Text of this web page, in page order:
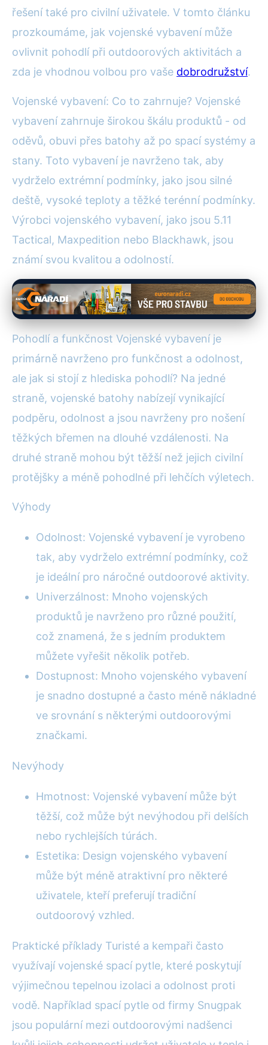
řešení také pro civilní uživatele. V tomto článku
prozkoumáme, jak vojenské vybavení může
ovlivnit pohodlí při outdoorových aktivitách a
zda je vhodnou volbou pro vaše dobrodružství.
Vojenské vybavení: Co to zahrnuje? Vojenské
vybavení zahrnuje širokou škálu produktů - od
oděvů, obuvi přes batohy až po spací systémy a
stany. Toto vybavení je navrženo tak, aby
vydrželo extrémní podmínky, jako jsou silné
deště, vysoké teploty a těžké terénní podmínky.
Výrobci vojenského vybavení, jako jsou 5.11
Tactical, Maxpedition nebo Blackhawk, jsou
známí svou kvalitou a odolností.
Pohodlí a funkčnost Vojenské vybavení je
primárně navrženo pro funkčnost a odolnost,
ale jak si stojí z hlediska pohodlí? Na jedné
straně, vojenské batohy nabízejí vynikající
podpěru, odolnost a jsou navrženy pro nošení
těžkých břemen na dlouhé vzdálenosti. Na
druhé straně mohou být těžší než jejich civilní
protějšky a méně pohodlné při lehčích výletech.
Výhody
Odolnost: Vojenské vybavení je vyrobeno
tak, aby vydrželo extrémní podmínky, což
je ideální pro náročné outdoorové aktivity.
Univerzálnost: Mnoho vojenských
produktů je navrženo pro různé použití,
což znamená, že s jedním produktem
můžete vyřešit několik potřeb.
Dostupnost: Mnoho vojenského vybavení
je snadno dostupné a často méně nákladné
ve srovnání s některými outdoorovými
značkami.
Nevýhody
Hmotnost: Vojenské vybavení může být
těžší, což může být nevýhodou při delších
nebo rychlejších túrách.
Estetika: Design vojenského vybavení
může být méně atraktivní pro některé
uživatele, kteří preferují tradiční
outdoorový vzhled.
Praktické příklady Turisté a kempaři často
využívají vojenské spací pytle, které poskytují
výjimečnou tepelnou izolaci a odolnost proti
vodě. Například spací pytle od firmy Snugpak
jsou populární mezi outdoorovými nadšenci